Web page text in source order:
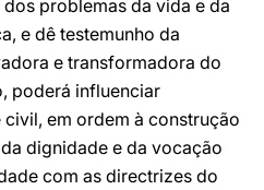
problemas da vida e da
e dê testemunho da
e transformadora do
poderá influenciar
em ordem à construção
dignidade e da vocação
com as directrizes do